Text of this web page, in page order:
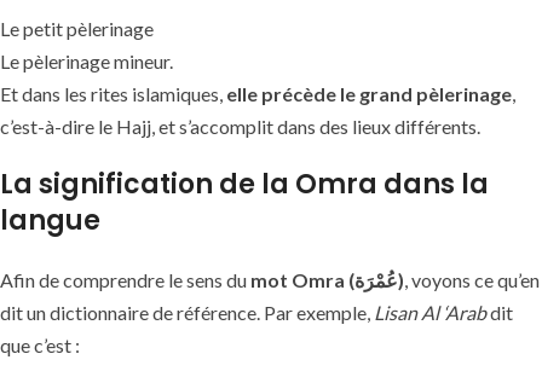
Le petit pèlerinage
Le pèlerinage mineur.
Et dans les rites islamiques, elle précède le grand pèlerinage,
c’est-à-dire le Hajj, et s’accomplit dans des lieux différents.
La signification de la Omra dans la
langue
Afin de comprendre le sens du mot Omra (عُمْرَة), voyons ce qu’en
dit un dictionnaire de référence. Par exemple, Lisan Al ‘Arabdit
que c’est :